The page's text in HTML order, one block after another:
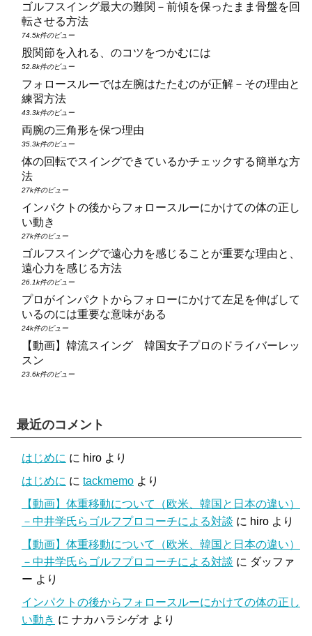
ゴルフスイング最大の難関－前傾を保ったまま骨盤を回
転させる方法
74.5k件のビュー
股関節を入れる、のコツをつかむには
52.8k件のビュー
フォロースルーでは左腕はたたむのが正解－その理由と
練習方法
43.3k件のビュー
両腕の三角形を保つ理由
35.3k件のビュー
体の回転でスイングできているかチェックする簡単な方
法
27k件のビュー
インパクトの後からフォロースルーにかけての体の正し
い動き
27k件のビュー
ゴルフスイングで遠心力を感じることが重要な理由と、
遠心力を感じる方法
26.1k件のビュー
プロがインパクトからフォローにかけて左足を伸ばして
いるのには重要な意味がある
24k件のビュー
【動画】韓流スイング 韓国女子プロのドライバーレッ
スン
23.6k件のビュー
最近のコメント
はじめに に hiro より
はじめに に tackmemo より
【動画】体重移動について（欧米、韓国と日本の違い）
－中井学氏らゴルフプロコーチによる対談 に hiro より
【動画】体重移動について（欧米、韓国と日本の違い）
－中井学氏らゴルフプロコーチによる対談 に ダッファ
ー より
インパクトの後からフォロースルーにかけての体の正し
い動き に ナカハラシゲオ より